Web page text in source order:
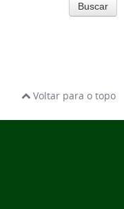
Buscar
Voltar para o topo